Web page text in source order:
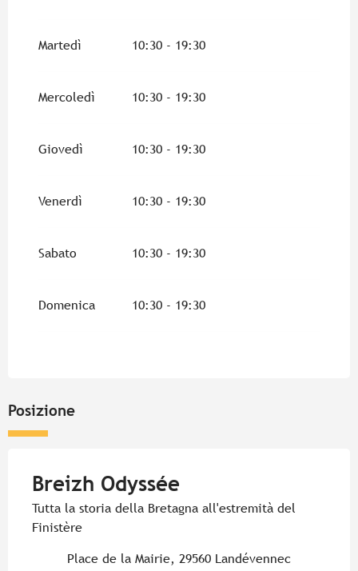
Martedì 10:30 - 19:30
Mercoledì 10:30 - 19:30
Giovedì 10:30 - 19:30
Venerdì 10:30 - 19:30
Sabato 10:30 - 19:30
Domenica 10:30 - 19:30
Posizione
Breizh Odyssée
Tutta la storia della Bretagna all'estremità del
Finistère
Place de la Mairie, 29560 Landévennec